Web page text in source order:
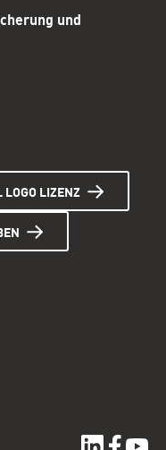
und
LOGO LIZENZ